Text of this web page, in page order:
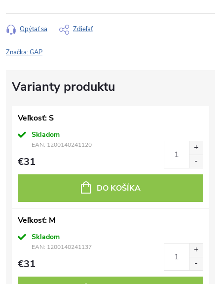
Opýtať sa Zdieľať
Značka:GAP
Veľkosť: S
Skladom
EAN: 1200140241120
€31
DO KOŠÍKA
Veľkosť: M
Skladom
EAN: 1200140241137
€31